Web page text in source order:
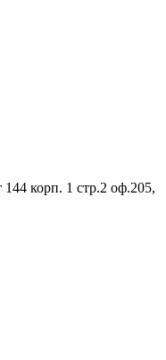
корп. 1 стр.2 оф.205,